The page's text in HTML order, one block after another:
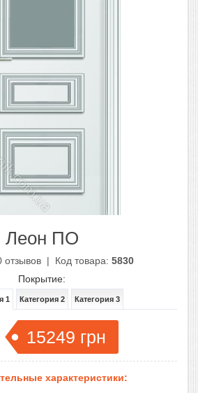
Леон ПО
отзывов | Код товара: 5830
Покрытие:
1 Категория 2 Категория 3
15249 грн
характеристики: